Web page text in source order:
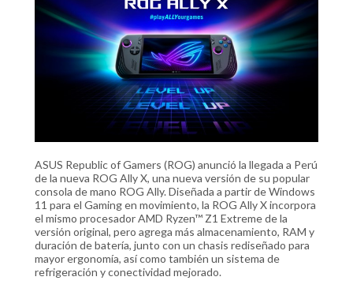
ASUS Republic of Gamers (ROG) anunció la llegada a Perú
de la nueva ROG Ally X, una nueva versión de su popular
consola de mano ROG Ally. Diseñada a partir de Windows
11 para el Gaming en movimiento, la ROG Ally X incorpora
el mismo procesador AMD Ryzen™ Z1 Extreme de la
versión original, pero agrega más almacenamiento, RAM y
duración de batería, junto con un chasis rediseñado para
mayor ergonomía, así como también un sistema de
refrigeración y conectividad mejorado.